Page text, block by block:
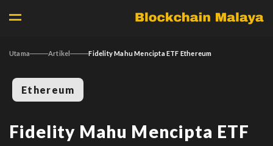
Utama Artikel Fidelity Mahu Mencipta ETF Ethereum
Ethereum
Fidelity Mahu Mencipta ETF